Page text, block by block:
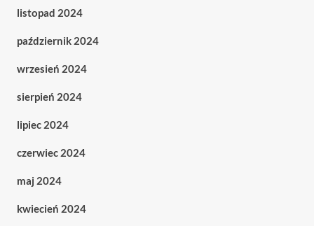
listopad 2024
październik 2024
wrzesień 2024
sierpień 2024
lipiec 2024
czerwiec 2024
maj 2024
kwiecień 2024